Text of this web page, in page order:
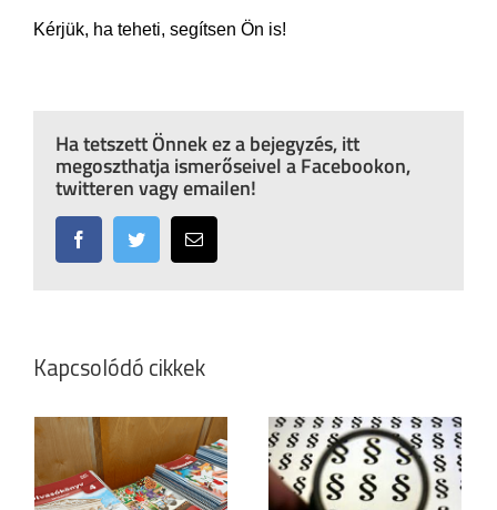
Kérjük, ha teheti, segítsen Ön is!
Ha tetszett Önnek ez a bejegyzés, itt
megoszthatja ismerőseivel a Facebookon,
twitteren vagy emailen!
FacebookTwitter Email:
Kapcsolódó cikkek